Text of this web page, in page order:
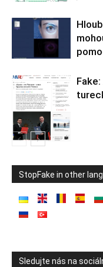
StopFake in other
Sledujte nás na